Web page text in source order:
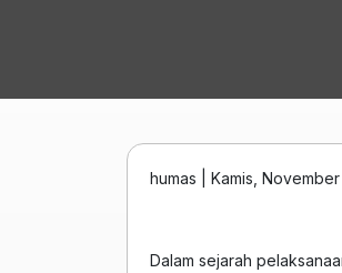
humas Kamis,
Dalam sejarah